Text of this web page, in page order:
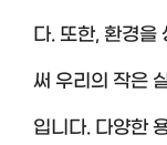
다. 또한, 환경을
써 우리의 작은
입니다. 다양한